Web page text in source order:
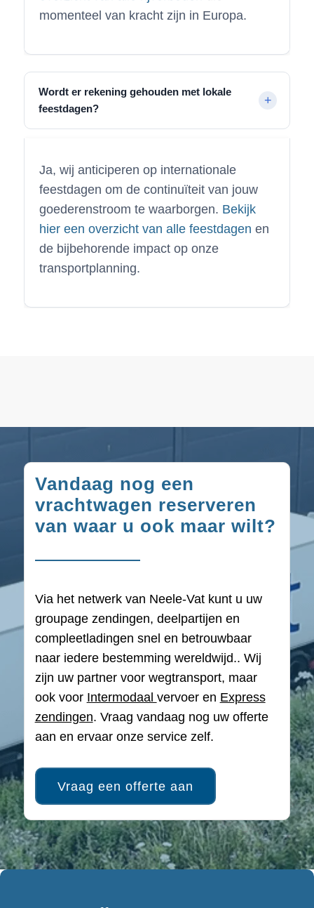
momenteel van kracht zijn in Europa.
Wordt er rekening gehouden met lokale
feestdagen?
Ja, wij anticiperen op internationale
feestdagen om de continuïteit van jouw
goederenstroom te waarborgen. Bekijk
hier een overzicht van alle feestdagen en
de bijbehorende impact op onze
transportplanning.
Vandaag nog een
vrachtwagen reserveren
van waar u ook maar wilt?
Via het netwerk van Neele-Vat kunt u uw
groupage zendingen, deelpartijen en
compleetladingen snel en betrouwbaar
naar iedere bestemming wereldwijd.. Wij
zijn uw partner voor wegtransport, maar
ook voor Intermodaal vervoer en Express
zendingen. Vraag vandaag nog uw offerte
aan en ervaar onze service zelf.
Vraag een offerte aan